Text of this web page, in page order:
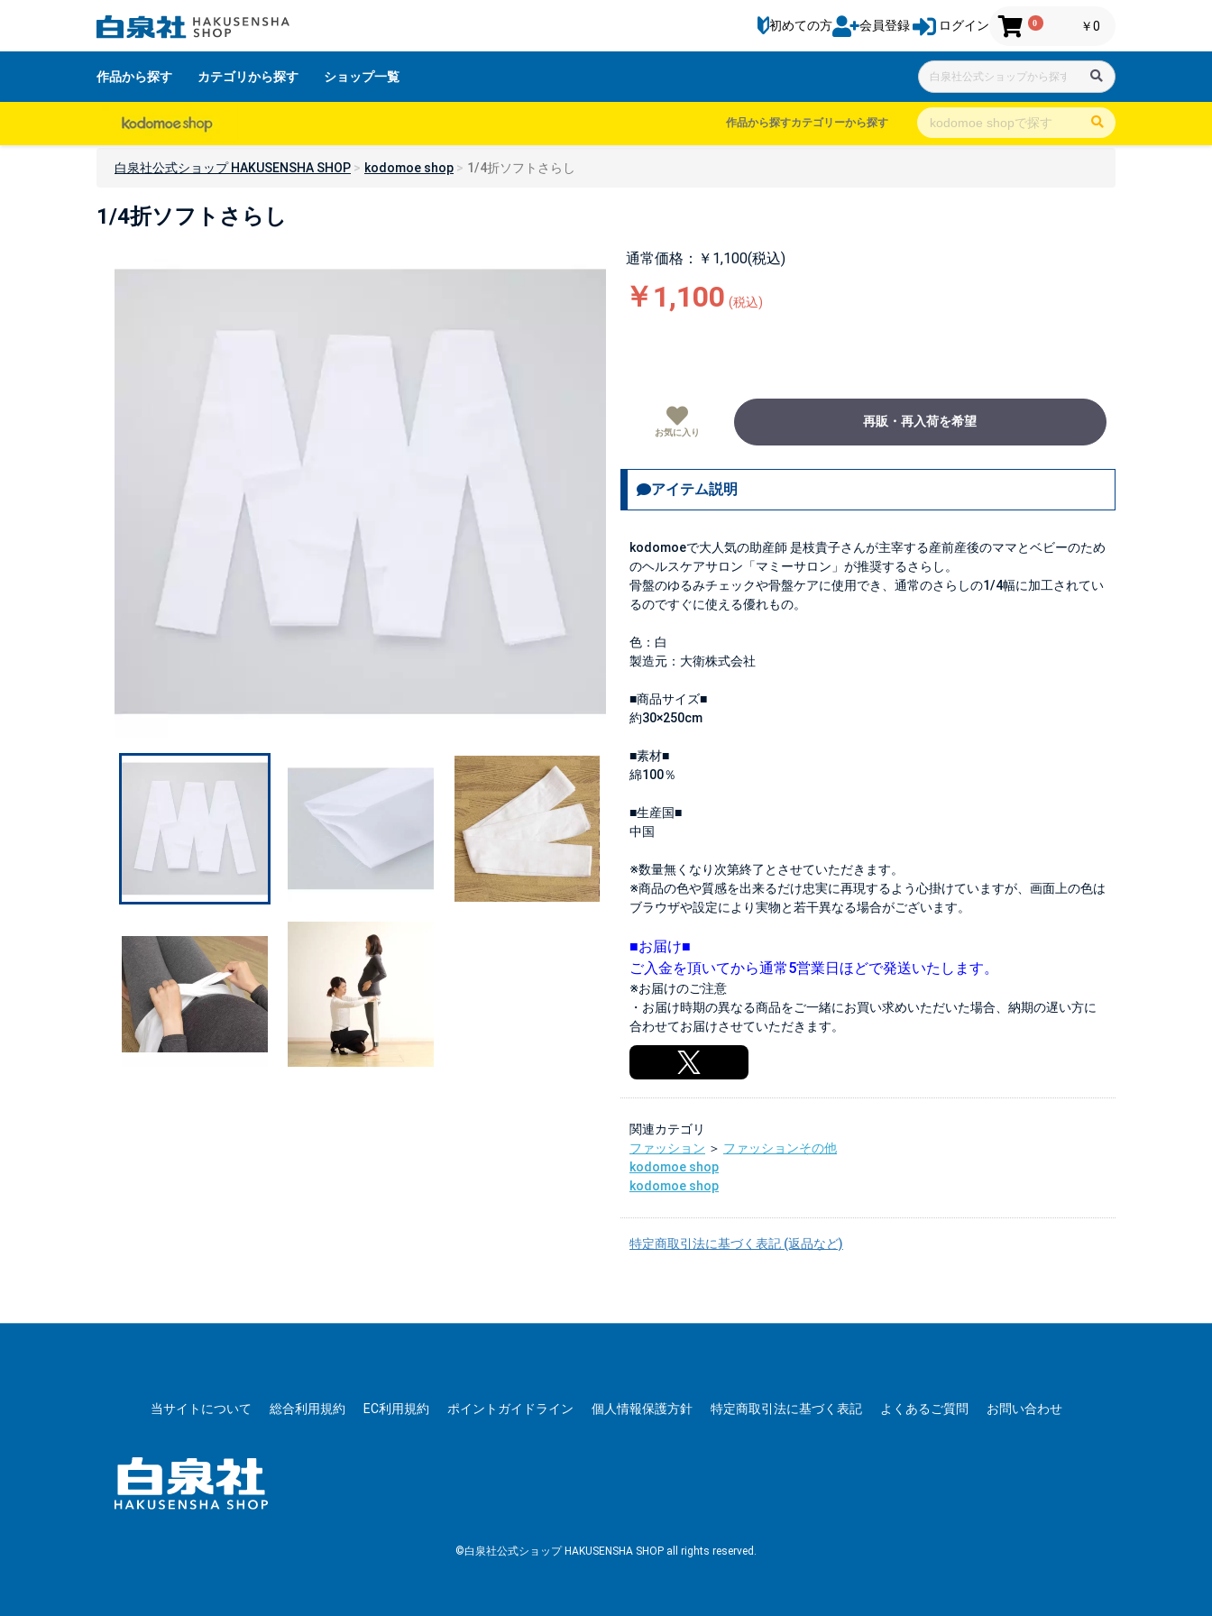
初めての方 会員登録 ログイン 0 ￥0
作品から探す カテゴリから探す ショップ一覧
作品から探すカテゴリーから探す
白泉社公式ショップ HAKUSENSHA SHOP kodomoe shop 1/4折ソフトさらし
1/4折ソフトさらし
通常価格：￥1,100(税込)
￥1,100 (税込)
お気に入り
再販・再入荷を希望
アイテム説明
kodomoeで大人気の助産師 是枝貴子さんが主宰する産前産後のママとベビーのため
のヘルスケアサロン「マミーサロン」が推奨するさらし。
骨盤のゆるみチェックや骨盤ケアに使用でき、通常のさらしの1/4幅に加工されてい
るのですぐに使える優れもの。
色：白
製造元：大衛株式会社
■商品サイズ■
約30×250cm
■素材■
綿100％
■生産国■
中国
※数量無くなり次第終了とさせていただきます。
※商品の色や質感を出来るだけ忠実に再現するよう心掛けていますが、画面上の色は
ブラウザや設定により実物と若干異なる場合がございます。
■お届け■
ご入金を頂いてから通常5営業日ほどで発送いたします。
※お届けのご注意
・お届け時期の異なる商品をご一緒にお買い求めいただいた場合、納期の遅い方に
合わせてお届けさせていただきます。
関連カテゴリ
ファッション ＞ ファッションその他
kodomoe shop
kodomoe shop
特定商取引法に基づく表記 (返品など)
当サイトについて 総合利用規約 EC利用規約 ポイントガイドライン 個人情報保護方針 特定商取引法に基づく表記 よくあるご質問 お問い合わせ
©白泉社公式ショップ HAKUSENSHA SHOP all rights reserved.